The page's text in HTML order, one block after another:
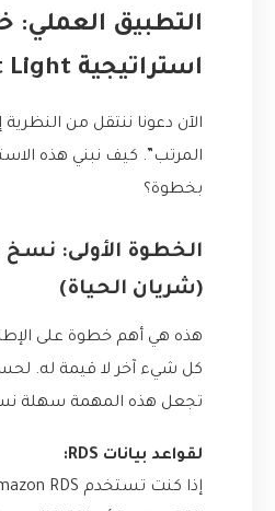
التطبيق العملي:
استراتيجية Pilot Light
الآن دعونا ننتقل من
المرتب”. كيف نبني هذه
بخطوة؟
الخطوة الأولى: نسخ
(شريان الحياة)
هذه هي أهم خطوة على
تجعل هذه المهمة سهلة
لقواعد بيانات RDS: